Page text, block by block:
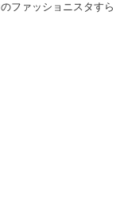
ファッショニスタすら